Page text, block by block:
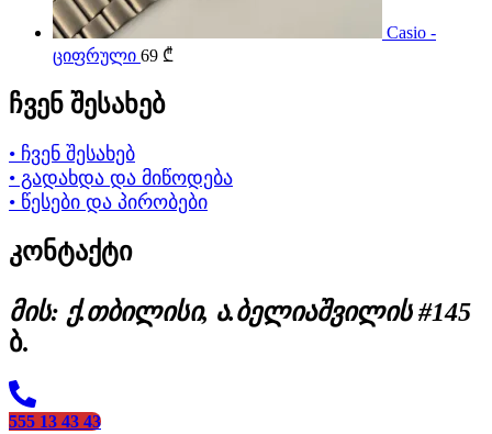
Casio -
ციფრული 69 ₾
ჩვენ შესახებ
• ჩვენ შესახებ
• გადახდა და მიწოდება
• წესები და პირობები
კონტაქტი
მის: ქ.თბილისი, ა.ბელიაშვილის #145
ბ.
555 13 43 43